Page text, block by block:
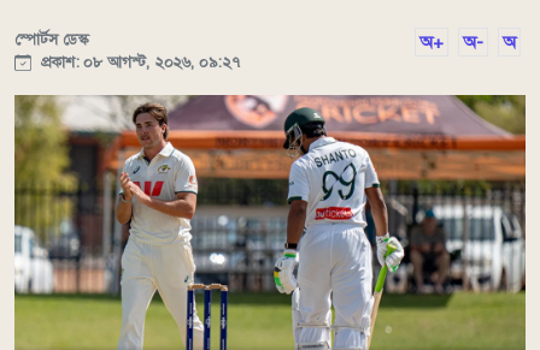
স্পোর্টস ডেস্ক
প্রকাশ: ০৮ আগস্ট, ২০২৬, ০৯:২৭
অ+ অ- অ